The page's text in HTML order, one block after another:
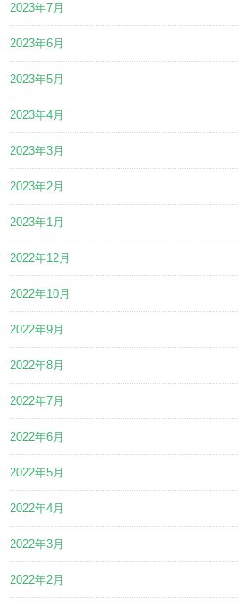
2023年7月
2023年6月
2023年5月
2023年4月
2023年3月
2023年2月
2023年1月
2022年12月
2022年10月
2022年9月
2022年8月
2022年7月
2022年6月
2022年5月
2022年4月
2022年3月
2022年2月